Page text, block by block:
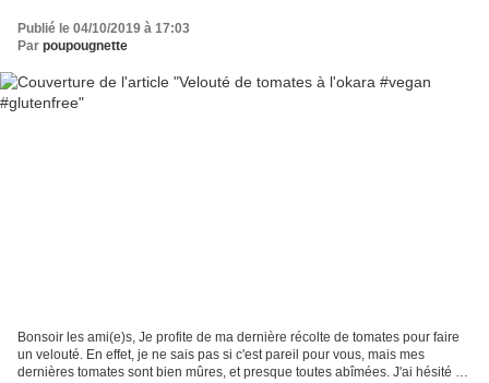
Publié le 04/10/2019 à 17:03
Par poupougnette
Bonsoir les ami(e)s, Je profite de ma dernière récolte de tomates pour faire
un velouté. En effet, je ne sais pas si c'est pareil pour vous, mais mes
dernières tomates sont bien mûres, et presque toutes abîmées. J'ai hésité à